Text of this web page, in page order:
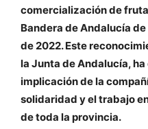
comercialización de
Bandera de Andalucía
de 2022. Este
la Junta de Andalucía,
implicación de la
solidaridad y el trabajo
de toda la provincia.